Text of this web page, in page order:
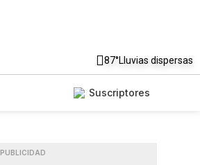
87°Lluvias dispersas
Suscriptores
PUBLICIDAD